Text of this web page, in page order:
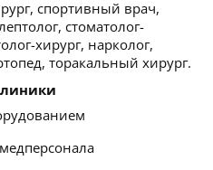
спортивный врач,
стоматолог-
хирург, нарколог,
торакальный хирург.